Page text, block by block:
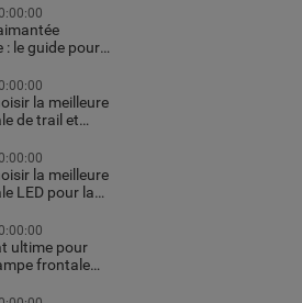
tech pour
: le guide pour
la meilleure
de trail et
la meilleure
LED pour la
ultime pour
frontale